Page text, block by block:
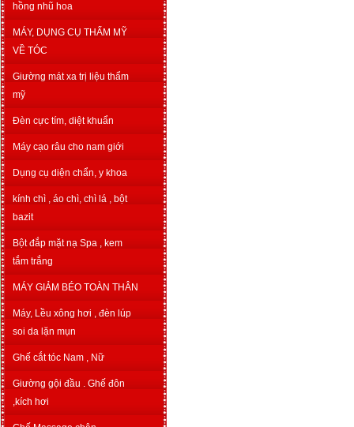
hồng nhũ hoa
MÁY, DỤNG CỤ THẨM MỸ
VỀ TÓC
Giường mát xa trị liệu thẩm
mỹ
Đèn cực tím, diệt khuẩn
Máy cạo râu cho nam giới
Dụng cụ diện chẩn, y khoa
kính chì , áo chì, chì lá , bột
bazit
Bột đắp mặt nạ Spa , kem
tắm trắng
MÁY GIẢM BÉO TOÀN THÂN
Máy, Lều xông hơi , đèn lúp
soi da lặn mụn
Ghế cắt tóc Nam , Nữ
Giường gội đầu . Ghế đôn
,kích hơi